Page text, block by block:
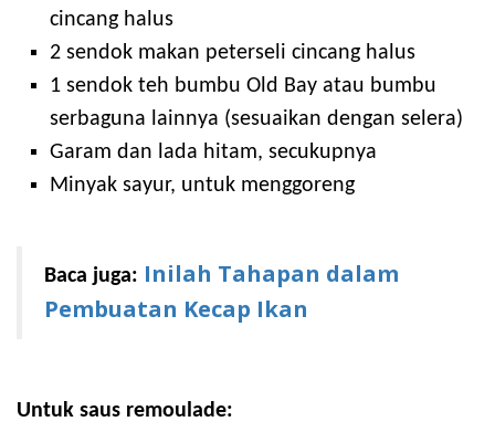
cincang halus
2 sendok makan peterseli cincang halus
1 sendok teh bumbu Old Bay atau bumbu
serbaguna lainnya (sesuaikan dengan selera)
Garam dan lada hitam, secukupnya
Minyak sayur, untuk menggoreng
Baca juga: Inilah Tahapan dalam
Pembuatan Kecap Ikan
Untuk saus remoulade: